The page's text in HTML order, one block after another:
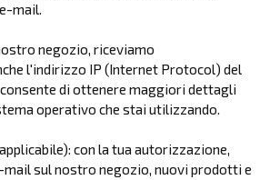
mail.
negozio, riceviamo
l'indirizzo IP (Internet Protocol) del
di ottenere maggiori dettagli
operativo che stai utilizzando.
con la tua autorizzazione,
sul nostro negozio, nuovi prodotti e